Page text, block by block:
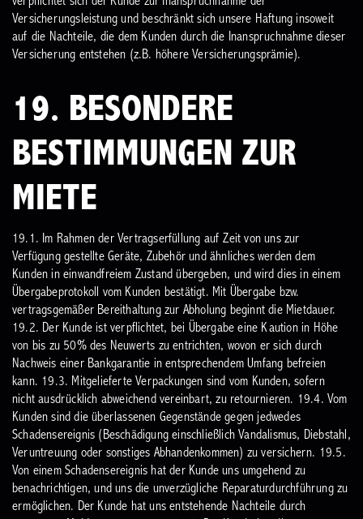
Versicherungsleistung und beschränkt sich unsere Haftung insoweit
auf die Nachteile, die dem Kunden durch die Inanspruchnahme dieser
Versicherung entstehen (z.B. höhere Versicherungsprämie).
19. BESONDERE
BESTIMMUNGEN ZUR
MIETE
19.1. Im Rahmen der Vertragserfüllung auf Zeit von uns zur
Verfügung gestellte Geräte, Zubehör und ähnliches werden dem
Kunden in einwandfreiem Zustand übergeben, und wird dies in einem
Übergabeprotokoll vom Kunden bestätigt. Mit Übergabe bzw.
vertragsgemäßer Bereithaltung zur Abholung beginnt die Mietdauer.
19.2. Der Kunde ist verpflichtet, bei Übergabe eine Kaution in Höhe
von bis zu 50% des Neuwerts zu entrichten, wovon er sich durch
Nachweis einer Bankgarantie in entsprechendem Umfang befreien
kann. 19.3. Mitgelieferte Verpackungen sind vom Kunden, sofern
nicht ausdrücklich abweichend vereinbart, zu retournieren. 19.4. Vom
Kunden sind die überlassenen Gegenstände gegen jedwedes
Schadensereignis (Beschädigung einschließlich Vandalismus, Diebstahl,
Veruntreuung oder sonstiges Abhandenkommen) zu versichern. 19.5.
Von einem Schadensereignis hat der Kunde uns umgehend zu
benachrichtigen, und uns die unverzügliche Reparaturdurchführung zu
ermöglichen. Der Kunde hat uns entstehende Nachteile durch